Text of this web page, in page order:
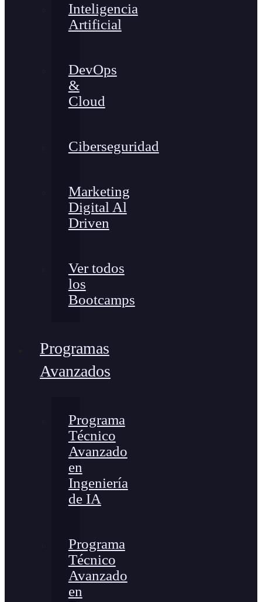
Inteligencia
Artificial
DevOps
&
Cloud
Ciberseguridad
Marketing
Digital Al
Driven
Ver todos
los
Bootcamps
Programas
Avanzados
Programa
Técnico
Avanzado
en
Ingeniería
de IA
Programa
Técnico
Avanzado
en